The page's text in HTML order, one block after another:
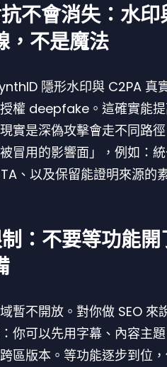
不會消失：水印
，不是魔法
隱形水印與 C2PA 真
權 deepfake。這確實能
實是深偽攻擊會走不同路
冒用的影響面」，例如：
、以及保留能證明來源的
：不要等功能開
暫不開放。對你做 SEO 來
你可以先用字幕、內容主
區版本。等功能逐步到位